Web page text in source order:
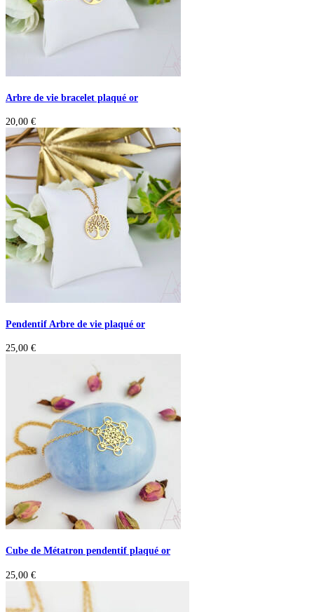
Arbre de vie bracelet plaqué or
20,00 €
Pendentif Arbre de vie plaqué or
25,00 €
Cube de Métatron pendentif plaqué or
25,00 €